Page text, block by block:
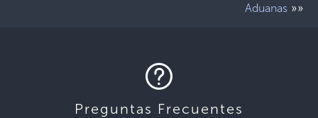
Aduanas»»
Preguntas Frecuentes